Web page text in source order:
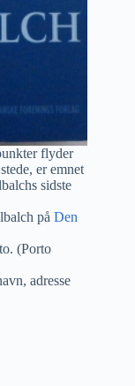
flyder
er emnet
sidste
på Den
(Porto
adresse